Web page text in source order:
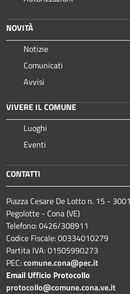
NOVITÀ
Notizie
Comunicati
Avvisi
VIVERE IL COMUNE
Luoghi
Eventi
CONTATTI
Piazza Cesare De Lotto n. 15 -
Pegolotte - Cona (VE)
Telefono: 0426/308911
Codice Fiscale: 00334010279
Partita IVA: 01505990273
PEC:comune.cona@pec.it
Email Ufficio Protocollo
protocollo@comune.cona.ve.it